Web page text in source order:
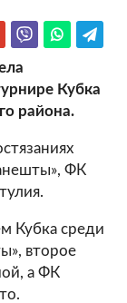
Кубка
района.
ФК
Кубка среди
второе
а ФК